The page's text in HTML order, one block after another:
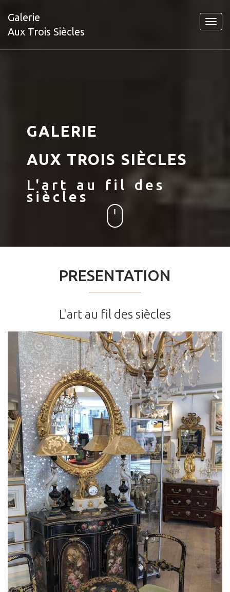
Galerie
Aux Trois Siècles
GALERIE
AUX TROIS SIÈCLES
L'art au fil des
siècles
PRESENTATION
L'art au fil des siècles